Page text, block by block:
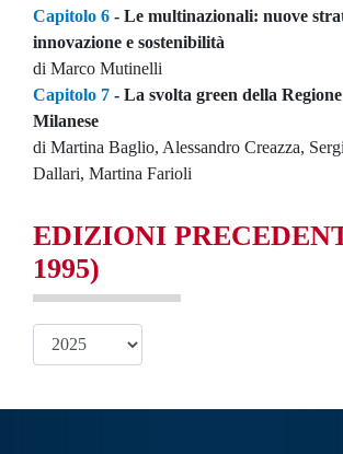
Capitolo 6 - Le multinazionali: nuove
innovazione e sostenibilità
di Marco Mutinelli
Capitolo 7 - La svolta green della
Milanese
di Martina Baglio, Alessandro Creazza,
Dallari, Martina Farioli
EDIZIONI
1995)